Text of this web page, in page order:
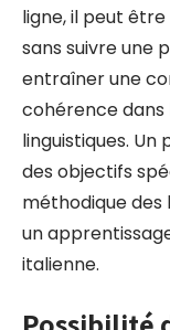
ligne, il peut être
sans suivre une
entraîner une
cohérence dans
linguistiques. Un
des objectifs
méthodique des
un
italienne.